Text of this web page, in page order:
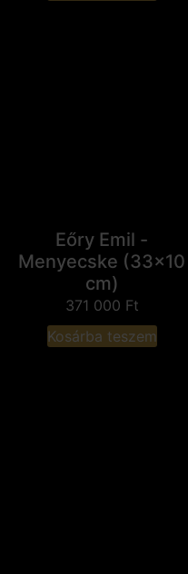
Eőry Emil -
Menyecske (33x10
cm)
371 000 Ft
Kosárba teszem